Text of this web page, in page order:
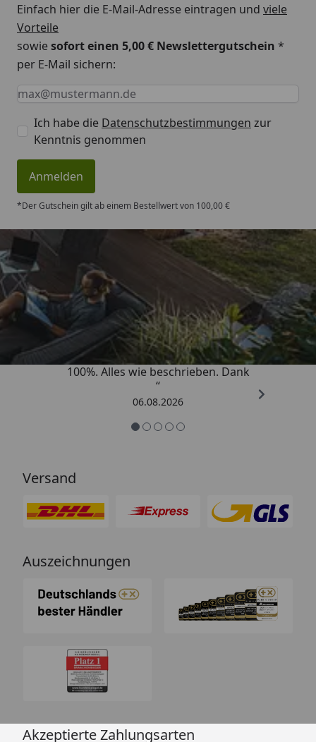
Einfach hier die E-Mail-Adresse eintragen und viele
Vorteile
sowiesofort einen 5,00 € Newslettergutschein *
per E-Mail sichern:
Keine Eingabe erforderlich
Eingabe erforderlich
E-Mail *
Ich habe die Datenschutzbestimmungen zur
Kenntnis genommen
Anmelden
*Der Gutschein gilt ab einem Bestellwert von 100,00 €
Trusted Shops
4,83/ 5
„Super schnell gelifert. Ware passt
100%. Alles wie beschrieben. Dank
“
06.08.2026
Versand
Auszeichnungen
Akzeptierte Zahlungsarten